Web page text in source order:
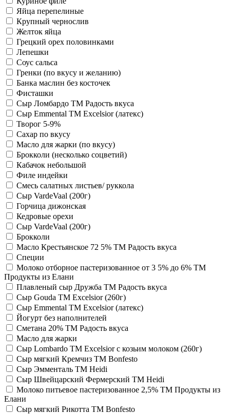
Яйца перепелиные
Крупный чернослив
Желток яйца
Грецкий орех половинками
Лепешки
Соус сальса
Гренки (по вкусу и желанию)
Банка маслин без косточек
Фисташки
Сыр Ломбардо ТМ Радость вкуса
Сыр Emmental ТМ Excelsior (латекс)
Творог 5-9%
Сахар по вкусу
Масло для жарки (по вкусу)
Брокколи (несколько соцветий)
Кабачок небольшой
Филе индейки
Смесь салатных листьев/ руккола
Сыр VardeVaal (200г)
Горчица дижонская
Кедровые орехи
Сыр VardeVaal (200г)
Брокколи
Масло Крестьянское 72 5% TM Радость вкуса
Специи
Молоко отборное пастеризованное от 3 5% до 6% TM
Продукты из Елани
Плавленый сыр Дружба TM Радость вкуса
Сыр Gouda ТМ Excelsior (260г)
Сыр Emmental ТМ Excelsior (латекс)
Йогурт без наполнителей
Сметана 20% TM Радость вкуса
Масло для жарки
Сыр Lombardo ТМ Excelsior с козьим молоком (260г)
Сыр мягкий Кремчиз TM Bonfesto
Сыр Эмменталь TM Heidi
Сыр Швейцарский Фермерский TM Heidi
Молоко питьевое пастеризованное 2,5% TM Продукты из
Елани
Сыр мягкий Рикотта TM Bonfesto